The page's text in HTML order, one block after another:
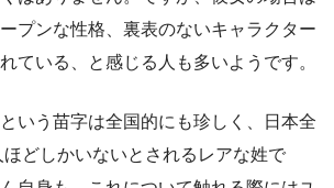
プンな性格、裏表のないキャラクター
ている、と感じる人も多いようです。
いう苗字は全国的にも珍しく、日本全
ほどしかいないとされるレアな姓で